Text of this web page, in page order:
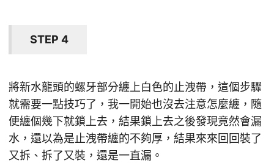
STEP 4
將新水龍頭的螺牙部分纏上白色的止洩帶，這個步驟
就需要一點技巧了，我一開始也沒去注意怎麼纏，隨
便纏個幾下就鎖上去，結果鎖上去之後發現竟然會漏
水，還以為是止洩帶纏的不夠厚，結果來來回回裝了
又拆、拆了又裝，還是一直漏。